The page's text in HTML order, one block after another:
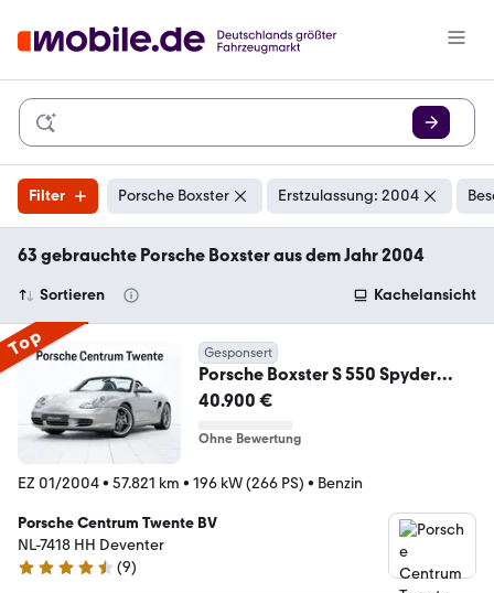
Filter Porsche Boxster Erstzulassung: 2004
63 gebrauchte Porsche Boxster aus dem Jahr 2004
Sortieren Kachelansicht
Top Gesponsert
Porsche Boxster S 550 Spyder
Edition
40.900 €
Ohne Bewertung
EZ 01/2004• 57.821 km • 196 kW (266 PS) • Benzin
Porsche Centrum Twente BV
NL-7418 HH Deventer
4.5 Sterne
(9)